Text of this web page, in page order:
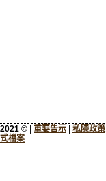
2021 © | 重要告示 | 私隱政策
式檔案